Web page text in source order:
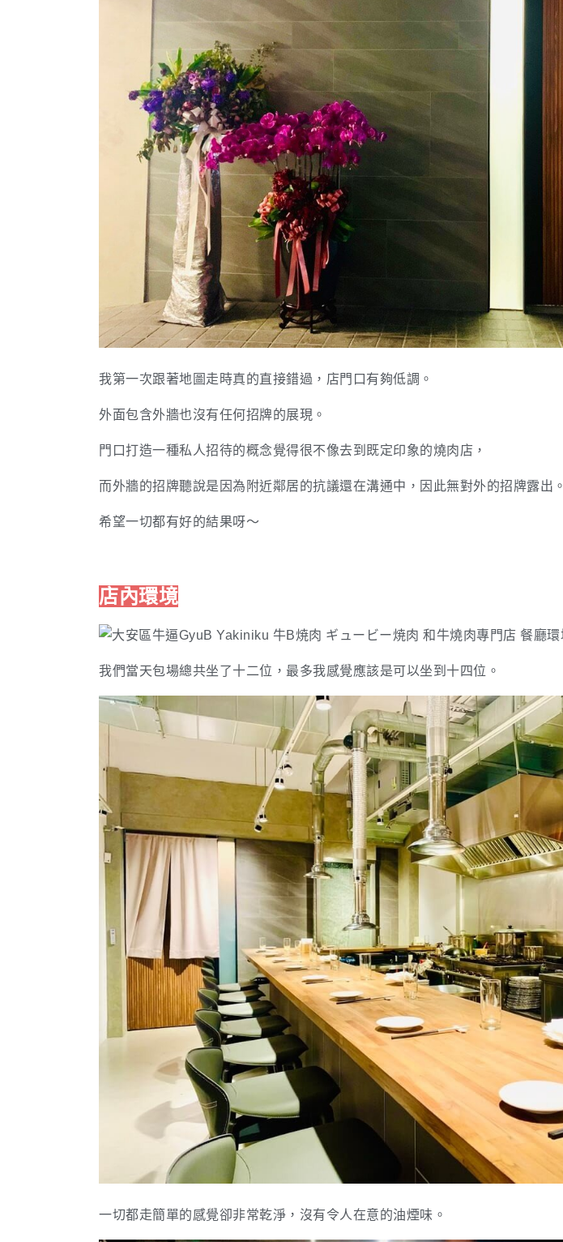
我第一次跟著地圖走時真的直接錯過，店門口有夠低調。
外面包含外牆也沒有任何招牌的展現。
門口打造一種私人招待的概念覺得很不像去到既定印象的燒肉店，
而外牆的招牌聽說是因為附近鄰居的抗議還在溝通中，因此無對外的招牌露出。
希望一切都有好的結果呀～
店內環境
我們當天包場總共坐了十二位，最多我感覺應該是可以坐到十四位。
一切都走簡單的感覺卻非常乾淨，沒有令人在意的油煙味。